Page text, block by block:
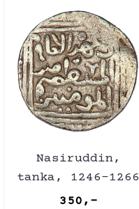
Nasiruddin,
tanka, 1246-1266
350,-